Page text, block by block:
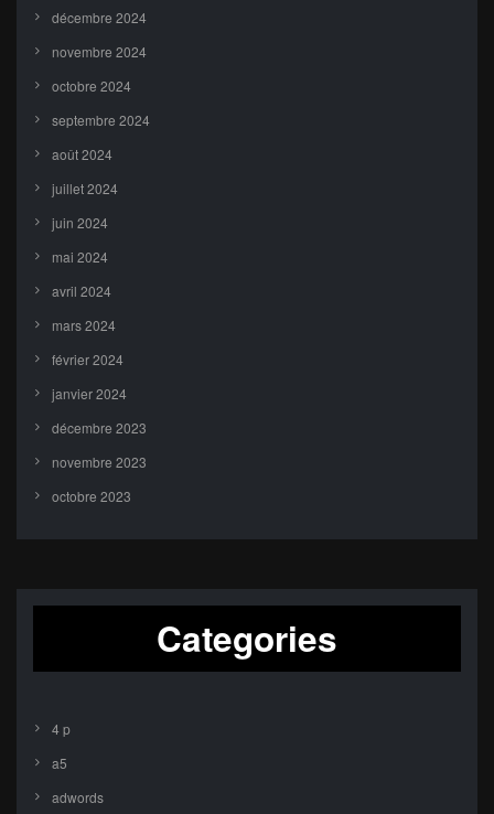
décembre 2024
novembre 2024
octobre 2024
septembre 2024
août 2024
juillet 2024
juin 2024
mai 2024
avril 2024
mars 2024
février 2024
janvier 2024
décembre 2023
novembre 2023
octobre 2023
Categories
4 p
a5
adwords